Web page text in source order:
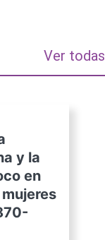
Ver todas
y la
en